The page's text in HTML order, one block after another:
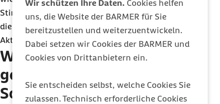
Wir schützen Ihre Daten. Cookies helfen
uns, die Website der BARMER für Sie
bereitzustellen und weiterzuentwickeln.
Dabei setzen wir Cookies der BARMER und
Cookies von Drittanbietern ein.
Sie entscheiden selbst, welche Cookies Sie
zulassen. Technisch erforderliche Cookies
Stimmung, sich ausbreitende Schmerzen oder
die Vermeidung von körperlichen oder sozialen
Aktivitäten.
Wer kann die Therapie
gegen chronische
Schmerzen erhalten?